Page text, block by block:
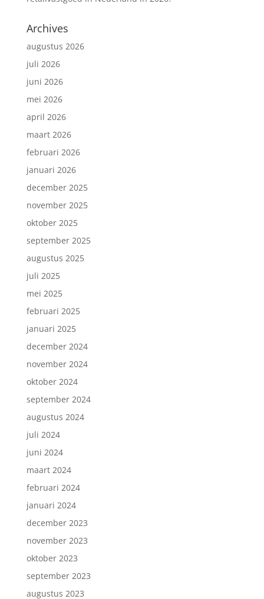
Archives
augustus 2026
juli 2026
juni 2026
mei 2026
april 2026
maart 2026
februari 2026
januari 2026
december 2025
november 2025
oktober 2025
september 2025
augustus 2025
juli 2025
mei 2025
februari 2025
januari 2025
december 2024
november 2024
oktober 2024
september 2024
augustus 2024
juli 2024
juni 2024
maart 2024
februari 2024
januari 2024
december 2023
november 2023
oktober 2023
september 2023
augustus 2023